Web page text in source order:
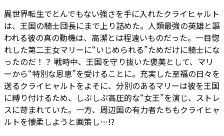
異世界転生でとんでもない強さを手に入れたクライヒャルト
は、王国の騎士団長にまで上り詰めた。人類最強の英雄と謳
われる彼の真の動機は、高潔とは程遠いものだった。一目惚
れした第二王女マリーに“いじめられる”ためだけに騎士にな
ったのだ！？ 戦時中、王国を守り抜いた褒美として、マリ
ーから“特別な恩恵”を受けることに。充実した至福の日々を
送るクライヒャルトをよそに、分別のあるマリーは彼を王国
に縛り付けるため、しぶしぶ高圧的な“女王”を演じ、ストレ
スに苛まれていた。一方、周辺国の有力者たちもクライヒャ
ルトを懐柔しようと画策し…!?